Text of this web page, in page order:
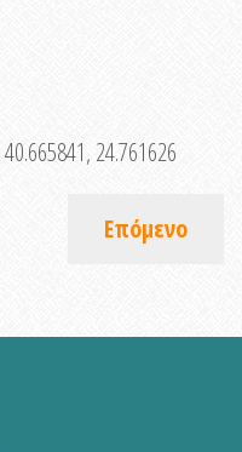
40.665841, 24.761626
Επόμενο